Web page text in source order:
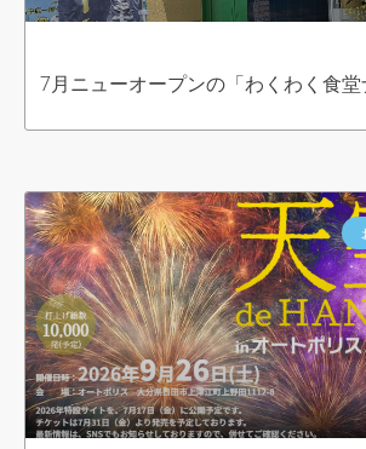
7月ニューオープンの「わくわく食堂